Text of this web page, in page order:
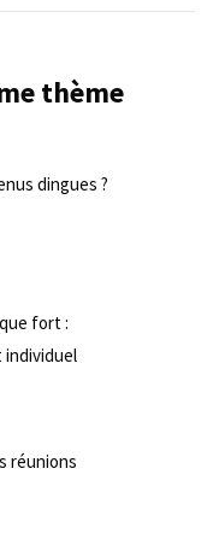
thème
dingues ?
fort :
individuel
réunions